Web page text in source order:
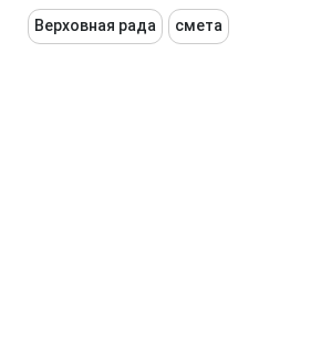
Верховная рада смета